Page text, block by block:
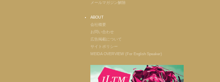
メールマガジン解除
ABOUT
会社概要
お問い合わせ
広告掲載について
サイトポリシー
MEIDA OVERVIEW (For English Speaker)